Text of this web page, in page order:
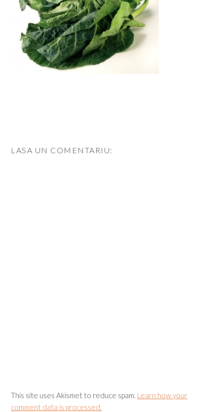
LASA UN COMENTARIU:
This site uses Akismet to reduce spam. Learn how your
comment data is processed.